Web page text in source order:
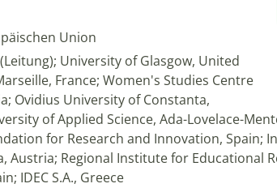
Union
University of Glasgow, United
France; Women's Studies Centre
Ovidius University of Constanta,
of Applied Science, Ada-Lovelace-
for Research and Innovation, Spain;
Austria; Regional Institute for Educational
IDEC S.A., Greece